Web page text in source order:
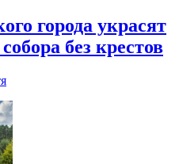
города украсят
без крестов